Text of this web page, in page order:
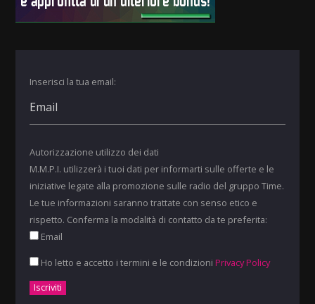
Inserisci la tua email:
Autorizzazione utilizzo dei dati
M.M.P.I. utilizzerà i tuoi dati per informarti sulle offerte e le
iniziative legate alla promozione sulle radio del gruppo Time.
Le tue informazioni saranno trattate con senso etico e
rispetto. Conferma la modalità di contatto da te preferita:
Email
Ho letto e accetto i termini e le condizioni Privacy Policy